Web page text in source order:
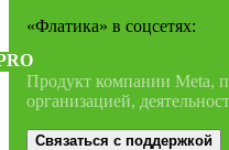
«Флатика» в соцсетях:
Продукт компании Meta,
организацией,
Связаться с поддержкой